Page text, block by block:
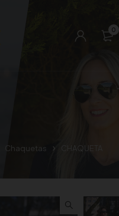
0
Chaquetas
CHAQUETA